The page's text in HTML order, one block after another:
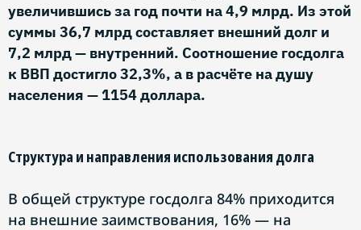
увеличившись за год почти на 4,9 млрд. Из этой
суммы 36,7 млрд составляет внешний долг и
7,2 млрд — внутренний. Соотношение госдолга
к ВВП достигло 32,3%, а в расчёте на душу
населения — 1154 доллара.
Структура и направления использования долга
В общей структуре госдолга 84% приходится
на внешние заимствования, 16% — на